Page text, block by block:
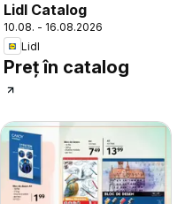
Lidl Catalog
10.08. - 16.08.2026
Lidl
Preț în catalog